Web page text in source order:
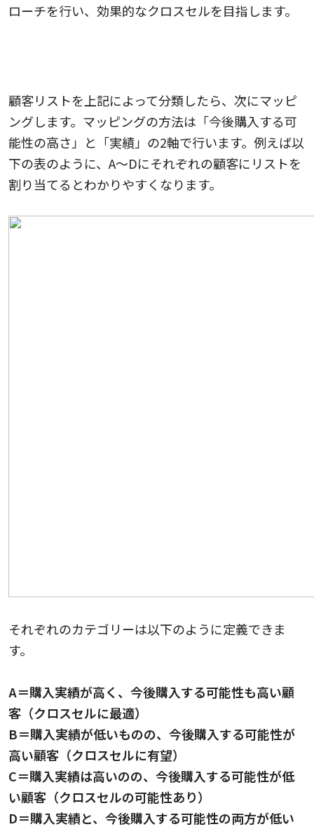
ローチを行い、効果的なクロスセルを目指します。
顧客リストを上記によって分類したら、次にマッピ
ングします。マッピングの方法は「今後購入する可
能性の高さ」と「実績」の2軸で行います。例えば以
下の表のように、A〜Dにそれぞれの顧客にリストを
割り当てるとわかりやすくなります。
それぞれのカテゴリーは以下のように定義できま
す。
A＝購入実績が高く、今後購入する可能性も高い顧
客（クロスセルに最適）
B＝購入実績が低いものの、今後購入する可能性が
高い顧客（クロスセルに有望）
C＝購入実績は高いのの、今後購入する可能性が低
い顧客（クロスセルの可能性あり）
D＝購入実績と、今後購入する可能性の両方が低い